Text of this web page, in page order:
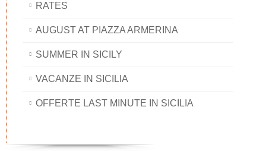
RATES
AUGUST AT PIAZZA ARMERINA
SUMMER IN SICILY
VACANZE IN SICILIA
OFFERTE LAST MINUTE IN SICILIA